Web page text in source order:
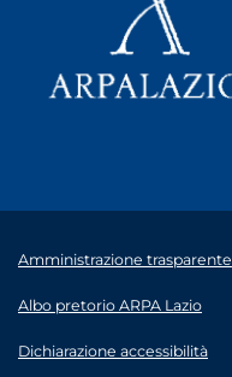
Amministrazione trasparente
Albo pretorio ARPA Lazio
Dichiarazione accessibilità